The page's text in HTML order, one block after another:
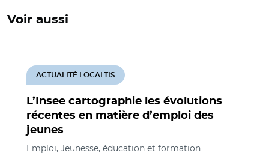
Voir aussi
L’Insee cartographie les évolutions
récentes en matière d’emploi des
jeunes
ACTUALITÉ LOCALTIS
Emploi, Jeunesse, éducation et formation